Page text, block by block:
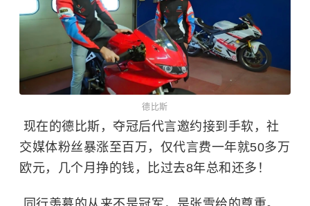
德比斯
现在的德比斯，夺冠后代言邀约接到手软，社
交媒体粉丝暴涨至百万，仅代言费一年就50多万
欧元，几个月挣的钱，比过去8年总和还多！